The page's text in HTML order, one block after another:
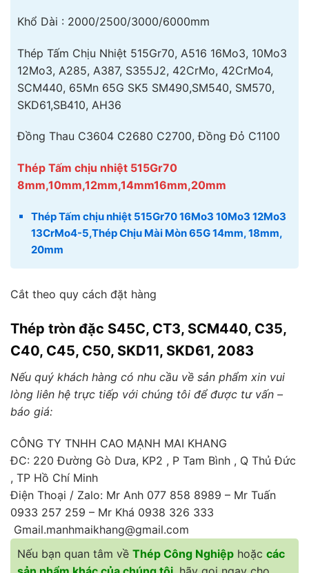
Khổ Dài : 2000/2500/3000/6000mm
Thép Tấm Chịu Nhiệt 515Gr70, A516 16Mo3, 10Mo3
12Mo3, A285, A387, S355J2, 42CrMo, 42CrMo4,
SCM440, 65Mn 65G SK5 SM490,SM540, SM570,
SKD61,SB410, AH36
Đồng Thau C3604 C2680 C2700, Đồng Đỏ C1100
Thép Tấm chịu nhiệt 515Gr70
8mm,10mm,12mm,14mm16mm,20mm
Thép Tấm chịu nhiệt 515Gr70 16Mo3 10Mo3 12Mo3
13CrMo4-5,Thép Chịu Mài Mòn 65G 14mm, 18mm,
20mm
Cắt theo quy cách đặt hàng
Thép tròn đặc S45C, CT3, SCM440, C35,
C40, C45, C50, SKD11, SKD61, 2083
Nếu quý khách hàng có nhu cầu về sản phẩm xin vui
lòng liên hệ trực tiếp với chúng tôi để được tư vấn –
báo giá:
CÔNG TY TNHH CAO MẠNH MAI KHANG
ĐC: 220 Đường Gò Dưa, KP2 , P Tam Bình , Q Thủ Đức
, TP Hồ Chí Minh
Điện Thoại / Zalo: Mr Anh 077 858 8989 – Mr Tuấn
0933 257 259 – Mr Khá 0938 326 333
Gmail.manhmaikhang@gmail.com
Nếu bạn quan tâm về Thép Công Nghiệp hoặc các